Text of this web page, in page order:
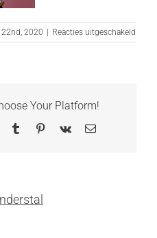
2020 Reacties uitgeschakeld
Your Platform!
TumblrPinterest
Vk
E-